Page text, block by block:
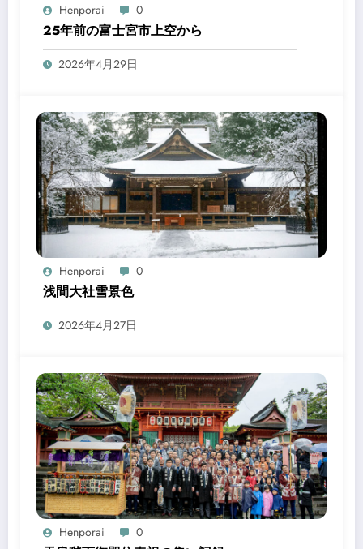
Henporai 0
25年前の富士宮市上空から
2026年4月29日
Henporai 0
浅間大社雪景色
2026年4月27日
Henporai 0